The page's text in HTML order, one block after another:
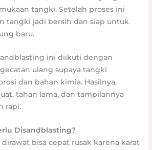
tangki. Setelah proses ini
tangki jadi bersih dan siap untuk
baru.
ini diikuti dengan
ulang supaya tangki
dan bahan kimia. Hasilnya,
tahan lama, dan tampilannya
rapi.
Disandblasting?
bisa cepat rusak karena karat